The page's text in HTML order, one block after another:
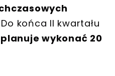
Do końca II kwartału
wykonać 20